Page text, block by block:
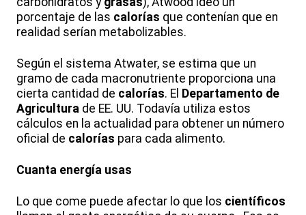
porcentaje de las calorías que contenían que en
realidad serían metabolizables.
Según el sistema Atwater, se estima que un
gramo de cada macronutriente proporciona una
cierta cantidad de calorías. El Departamento de
Agricultura de EE. UU. Todavía utiliza estos
cálculos en la actualidad para obtener un número
oficial de calorías para cada alimento.
Cuanta energía usas
Lo que come puede afectar lo que los científicos